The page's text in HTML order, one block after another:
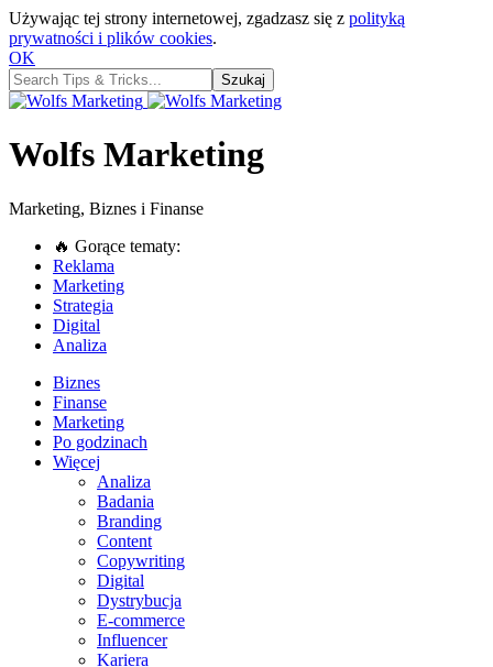
Używając tej strony internetowej, zgadzasz się z polityką
prywatności i plików cookies.
OK
Wolfs Marketing
Marketing, Biznes i Finanse
🔥 Gorące tematy:
Reklama
Marketing
Strategia
Digital
Analiza
Biznes
Finanse
Marketing
Po godzinach
Więcej
Analiza
Badania
Branding
Content
Copywriting
Digital
Dystrybucja
E-commerce
Influencer
Kariera